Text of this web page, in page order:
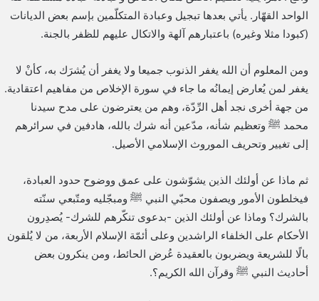
الواحد القهّار. يأتي بعدها تبجيل وعبادة المتكلّمين بإسم بعض الديانات
(كبودا مثلا وغيره) باعتبارهم آلهة والاتكال عليهم للظفر بالجنة.
ومن المعلوم أن الله يغفر الذنوب جميعا ولا يغفر أن يُشرَك به، كأنْ لا
يغفر لمن يُعارض إيمانُه ما جاء في سورة الإخلاص من مفاهيم اعتقادية.
من جهة أخرى نجد أهل الرِّدّة، وهم من يعترضون على مدح سيدنا
محمد ﷺ وتعظيم شأنه، مدّعين أنه شرك بالله، هادفين في سرائرهم
إلى تغيير وتحريف الموروث الإسلامي الأصيل.
ثم ماذا عن أولئك الذين يشوّشون على عمق ووضوح حدود العبادة،
فيخلطون الأمور ويصفون محبّي النبي ﷺ ومبجّليه ومتّبعي سنّته
بالشرك؟ وماذا عن أولئك الذين -بدعوى تنكّرهم للشرك- يُصدِرون
الأحكام على الخلفاء الراشدين وعلى أئمّة الإسلام الأربعة، من لا يُلقون
بالًا للشريعة ويضربون بالعقيدة عُرض الحائط، ومن ينكرون بعض
أحاديث النبي ﷺ وقرآن الله الكريم؟.